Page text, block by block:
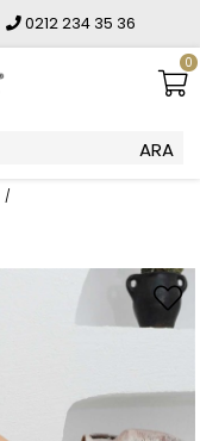
0212 234 35 36
0